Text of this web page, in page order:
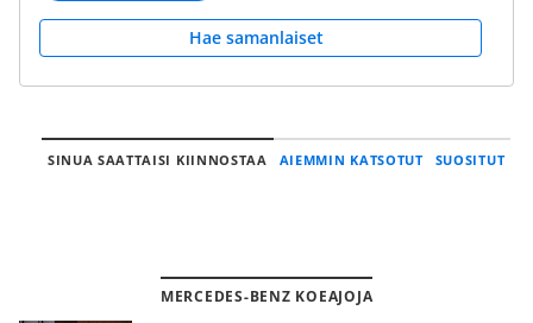
Hae samanlaiset
SINUA SAATTAISI KIINNOSTAA AIEMMIN KATSOTUT SUOSITUT
MERCEDES-BENZ KOEAJOJA